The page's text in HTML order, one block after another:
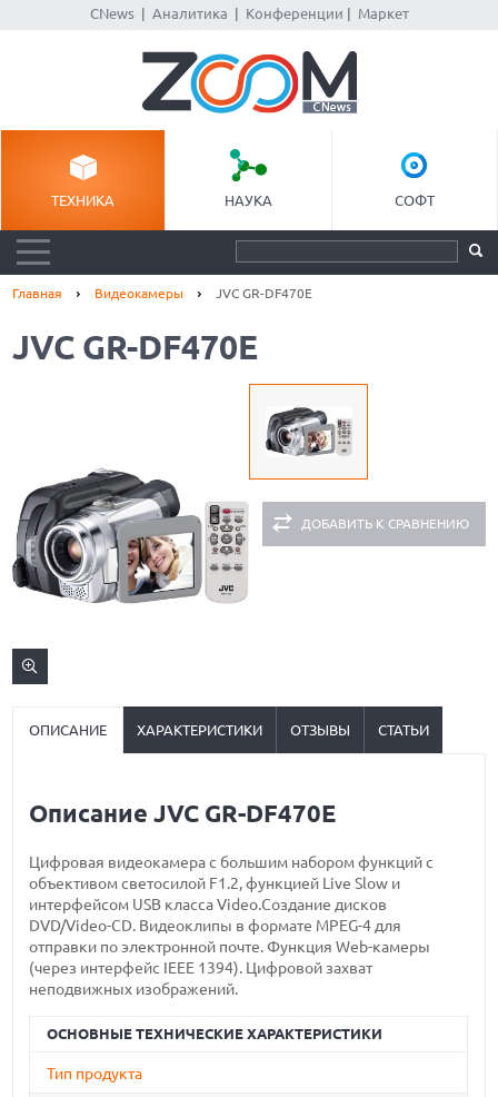
CNews| Аналитика Конференции Маркет
ТЕХНИКА НАУКА СОФТ
Главная Видеокамеры JVC GR-DF470E
JVC GR-DF470E
ДОБАВИТЬ К СРАВНЕНИЮ
ОПИСАНИЕ ХАРАКТЕРИСТИКИ ОТЗЫВЫ СТАТЬИ
Описание JVC GR-DF470E
Цифровая видеокамера с большим набором функций с
объективом светосилой F1.2, функцией Live Slow и
интерфейсом USB класса Video.Создание дисков
DVD/Video-CD. Видеоклипы в формате MPEG-4 для
отправки по электронной почте. Функция Web-камеры
(через интерфейс IEEE 1394). Цифровой захват
неподвижных изображений.
ОСНОВНЫЕ ТЕХНИЧЕСКИЕ ХАРАКТЕРИСТИКИ
Тип продукта